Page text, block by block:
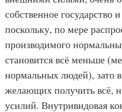
собственное государство
поскольку, по мере
производимого
становится всё меньше
нормальных людей), зато
желающих получить всё,
усилий. Внутривидовая